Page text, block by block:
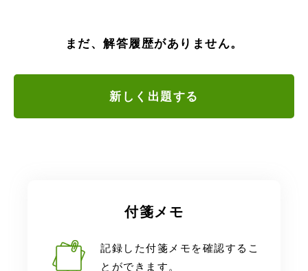
まだ、解答履歴がありません。
新しく出題する
付箋メモ
記録した付箋メモを確認するこ
とができます。